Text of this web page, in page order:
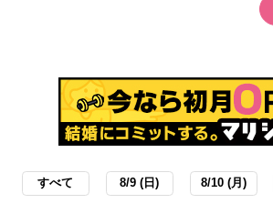
すべて 8/9 (日) 8/10 (月)